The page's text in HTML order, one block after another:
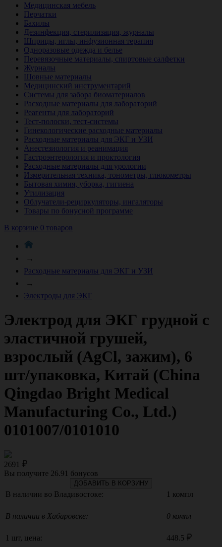
Медицинская мебель
Перчатки
Бахилы
Дезинфекция, стерилизация, журналы
Шприцы, иглы, инфузионная терапия
Одноразовые одежда и белье
Перевязочные материалы, спиртовые салфетки
Журналы
Шовные материалы
Медицинский инструментарий
Системы для забора биоматериалов
Расходные материалы для лабораторий
Реагенты для лабораторий
Тест-полоски, тест-системы
Гинекологические расходные материалы
Расходные материалы для ЭКГ и УЗИ
Анестезиология и реанимация
Гастроэнтерология и проктология
Расходные материалы для урологии
Измерительная техника, тонометры, глюкометры
Бытовая химия, уборка, гигиена
Утилизация
Облучатели-рециркуляторы, ингаляторы
Товары по бонусной программе
В корзине 0 товаров
→
Расходные материалы для ЭКГ и УЗИ
→
Электроды для ЭКГ
Электрод для ЭКГ грудной с
эластичной грушей,
взрослый (AgCl, зажим), 6
шт/упаковка, Китай (China
Qingdao Bright Medical
Manufacturing Co., Ltd.)
0101007/0101010
2691
Вы получите 26.91 бонусов
ДОБАВИТЬ В КОРЗИНУ
В наличии во Владивостоке: 1 компл
В наличии в Хабаровске: 0 компл
1 шт, цена: 448.5